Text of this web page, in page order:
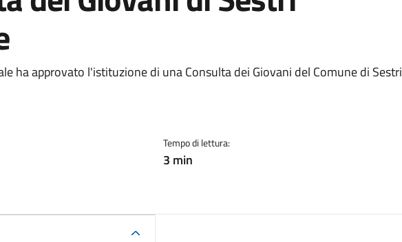
notizia
ha approvato l'istituzione di una Consulta dei Giovani del Comune di Sestri
Tempo di lettura:
3 min